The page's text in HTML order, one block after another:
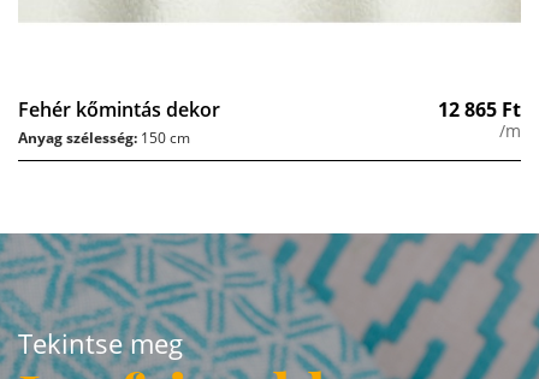
Fehér kőmintás dekor 12 865 Ft
/m
Anyag szélesség: 150 cm
Tekintse meg